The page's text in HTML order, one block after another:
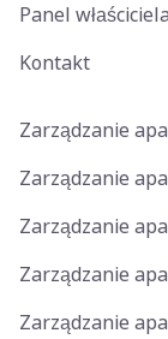
Panel właściciela
Kontakt
Zarządzanie
Zarządzanie
Zarządzanie
Zarządzanie
Zarządzanie